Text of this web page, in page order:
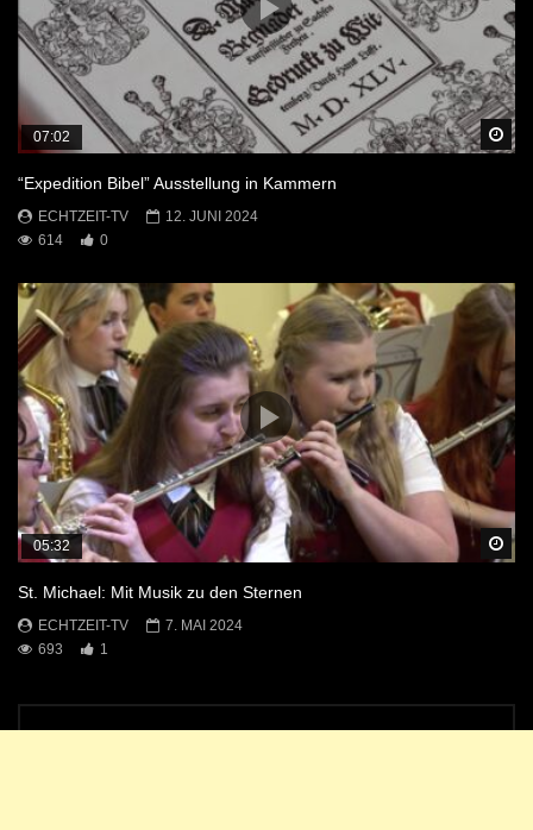
07:02
“Expedition Bibel” Ausstellung in Kammern
ECHTZEIT-TV
12. JUNI 2024
614
0
05:32
St. Michael: Mit Musik zu den Sternen
ECHTZEIT-TV
7. MAI 2024
693
1